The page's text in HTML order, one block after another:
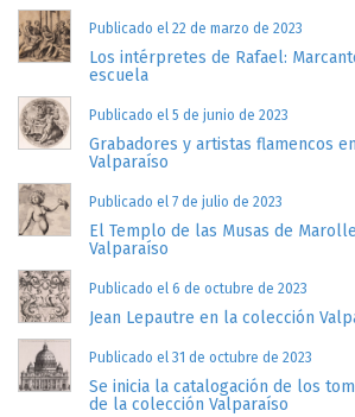
Publicado el 22 de marzo de 2023
Los intérpretes de Rafael:
escuela
Publicado el 5 de junio de 2023
Grabadores y artistas flamencos
Valparaíso
Publicado el 7 de julio de 2023
El Templo de las Musas de
Valparaíso
Publicado el 6 de octubre de 2023
Jean Lepautre en la colección
Publicado el 31 de octubre de 2023
Se inicia la catalogación de los
de la colección Valparaíso